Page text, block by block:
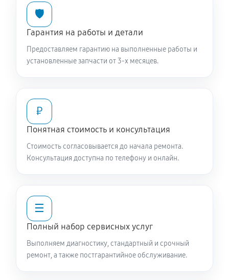
🛡️
Гарантия на работы и детали
Предоставляем гарантию на выполненные работы и
установленные запчасти от 3-х месяцев.
₽
Понятная стоимость и консультация
Стоимость согласовывается до начала ремонта.
Консультация доступна по телефону и онлайн.
☰
Полный набор сервисных услуг
Выполняем диагностику, стандартный и срочный
ремонт, а также постгарантийное обслуживание.